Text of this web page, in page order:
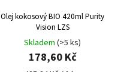
Olej kokosový BIO 420ml Purity
Vision LZS
Skladem (>5 ks)
178,60 Kč